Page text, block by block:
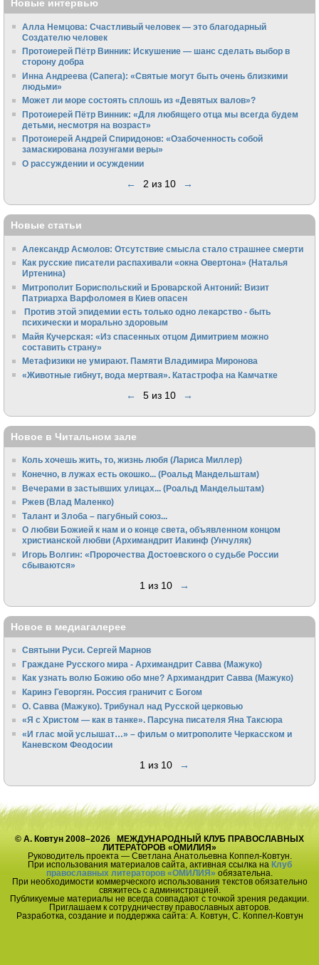
Новые интервью
Алла Немцова: Счастливый человек — это благодарный
Создателю человек
Протоиерей Пётр Винник: Искушение — шанс сделать выбор в
сторону добра
Инна Андреева (Сапега): «Святые могут быть очень близкими
людьми»
Может ли море состоять сплошь из «Девятых валов»?
Протоиерей Пётр Винник: «Для любящего отца мы всегда будем
детьми, несмотря на возраст»
Протоиерей Андрей Спиридонов: «Озабоченность собой
замаскирована лозунгами веры»
О рассуждении и осуждении
← 2 из 10 →
Новые статьи
Александр Асмолов: Отсутствие смысла стало страшнее смерти
Как русские писатели распахивали «окна Овертона» (Наталья
Иртенина)
Митрополит Бориспольский и Броварской Антоний: Визит
Патриарха Варфоломея в Киев опасен
Против этой эпидемии есть только одно лекарство - быть
психически и морально здоровым
Майя Кучерская: «Из спасенных отцом Димитрием можно
составить страну»
Метафизики не умирают. Памяти Владимира Миронова
«Животные гибнут, вода мертвая». Катастрофа на Камчатке
← 5 из 10 →
Новое в Читальном зале
Коль хочешь жить, то, жизнь любя (Лариса Миллер)
Конечно, в лужах есть окошко... (Роальд Мандельштам)
Вечерами в застывших улицах... (Роальд Мандельштам)
Ржев (Влад Маленко)
Талант и Злоба – пагубный союз...
О любви Божией к нам и о конце света, объявленном концом
христианской любви (Архимандрит Иакинф (Унчуляк)
Игорь Волгин: «Пророчества Достоевского о судьбе России
сбываются»
1 из 10 →
Новое в медиагалерее
Святыни Руси. Сергей Марнов
Граждане Русского мира - Архимандрит Савва (Мажуко)
Как узнать волю Божию обо мне? Архимандрит Савва (Мажуко)
Каринэ Геворгян. Россия граничит с Богом
О. Савва (Мажуко). Трибунал над Русской церковью
«Я с Христом — как в танке». Парсуна писателя Яна Таксюра
«И глас мой услышат…» – фильм о митрополите Черкасском и
Каневском Феодосии
1 из 10 →
© А. Ковтун 2008–2026 МЕЖДУНАРОДНЫЙ КЛУБ ПРАВОСЛАВНЫХ
ЛИТЕРАТОРОВ «ОМИЛИЯ»
Руководитель проекта — Светлана Анатольевна Коппел-Ковтун.
При использования материалов сайта, активная ссылка на Клуб
православных литераторов «ОМИЛИЯ» обязательна.
При необходимости коммерческого использования текстов обязательно
свяжитесь с администрацией.
Публикуемые материалы не всегда совпадают с точкой зрения редакции.
Приглашаем к сотрудничеству православных авторов.
Разработка, создание и поддержка сайта: А. Ковтун, С. Коппел-Ковтун